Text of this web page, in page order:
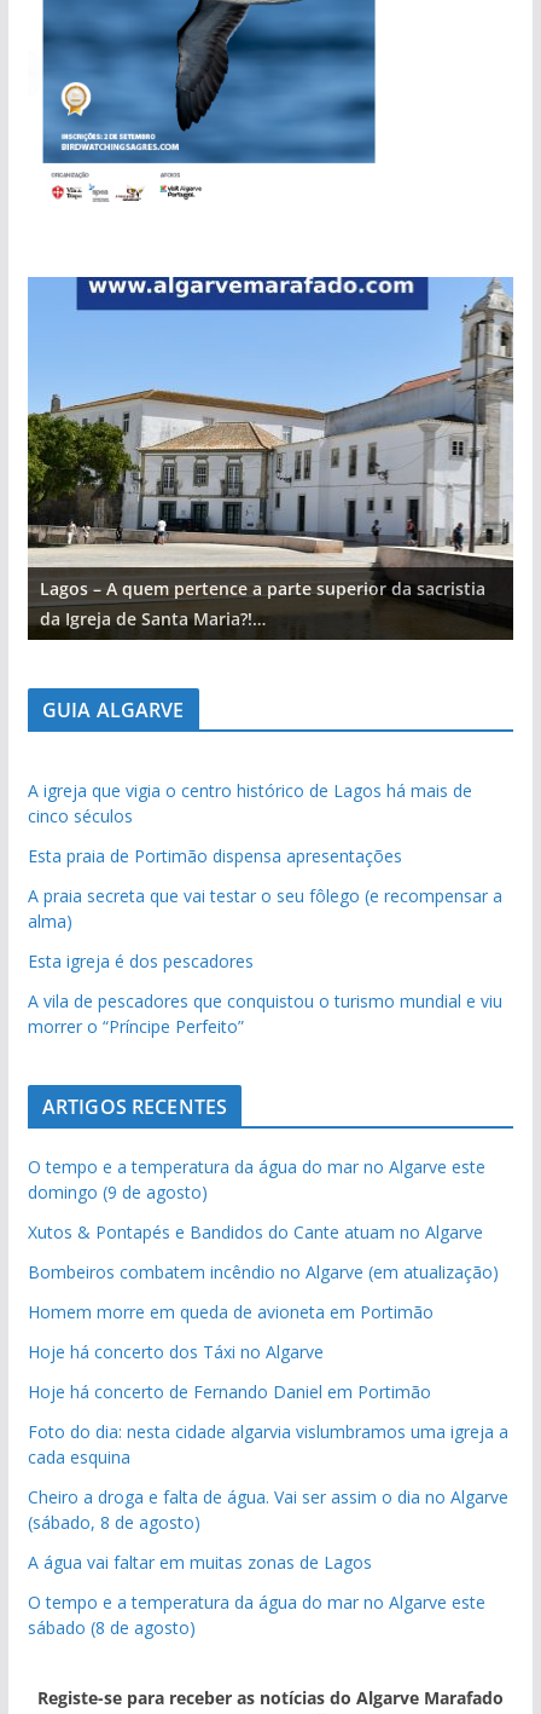
Lagos – A quem pertence a parte superior da sacristia
da Igreja de Santa Maria?!…
GUIA ALGARVE
A igreja que vigia o centro histórico de Lagos há mais de
cinco séculos
Esta praia de Portimão dispensa apresentações
A praia secreta que vai testar o seu fôlego (e recompensar a
alma)
Esta igreja é dos pescadores
A vila de pescadores que conquistou o turismo mundial e viu
morrer o “Príncipe Perfeito”
ARTIGOS RECENTES
O tempo e a temperatura da água do mar no Algarve este
domingo (9 de agosto)
Xutos & Pontapés e Bandidos do Cante atuam no Algarve
Bombeiros combatem incêndio no Algarve (em atualização)
Homem morre em queda de avioneta em Portimão
Hoje há concerto dos Táxi no Algarve
Hoje há concerto de Fernando Daniel em Portimão
Foto do dia: nesta cidade algarvia vislumbramos uma igreja a
cada esquina
Cheiro a droga e falta de água. Vai ser assim o dia no Algarve
(sábado, 8 de agosto)
A água vai faltar em muitas zonas de Lagos
O tempo e a temperatura da água do mar no Algarve este
sábado (8 de agosto)
Registe-se para receber as notícias do Algarve Marafado